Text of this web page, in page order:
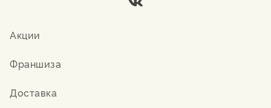
Акции
Франшиза
Доставка